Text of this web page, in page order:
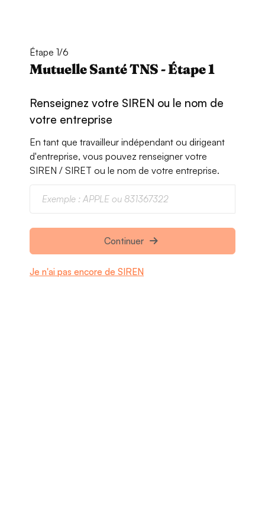
Étape 1/6
Mutuelle Santé TNS - Étape 1
Renseignez votre SIREN ou le nom de
votre entreprise
En tant que travailleur indépendant ou dirigeant
d'entreprise, vous pouvez renseigner votre
SIREN / SIRET ou le nom de votre entreprise.
Continuer
Je n'ai pas encore de SIREN